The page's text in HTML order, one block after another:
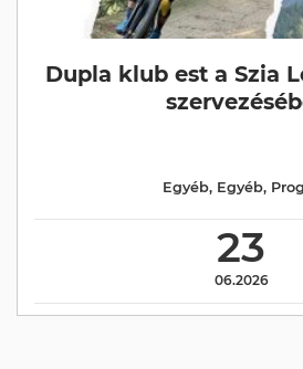
Dupla klub est a Szia
23
06.2026
Egyéb, Egyéb,